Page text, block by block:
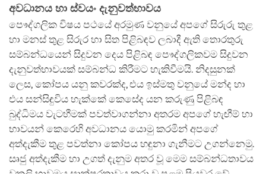
අවධානය හා ස්වයං දැනුවත්භාවය
පෞද්ගලික විෂය පථයේ අරමුණ වනුයේ අපගේ සිරුරු තුළ
හා මනස් තුළ සිරුර හා සිත පිළිබඳව ලබාදී ඇති තොරතුරු
සම්බන්ධයෙන් සිදුවන දෙය පිළිබඳ පෞද්ගලිකවම සිදුවන
දැනුවත්භාවයක් සම්බන්ධ කිරීමට හැකිවීමයි. නිදසුනක්
ලෙස, කෝපය යනු කවරක්ද, එය ඉස්මතු වනුයේ මන්ද හා
එය සන්සිඳුවිය හැක්කේ කෙසේද යන කරුණු පිළිබඳ
බුද්ධිමය වැටහීමක් පවත්වාගන්නා අතරම අපගේ හැඟීම් හා
භාවයන් කෙරෙහි අවධානය යොමු කරමින් අපගේ
අත්දැකීම තුළ පවත්නා කෝපය හඳුනා ගැනීමට උගන්නෙමු.
සෘජු අත්දැකීම හා උගත් දැනුම අතර වූ මෙම සම්බන්ධතාවය